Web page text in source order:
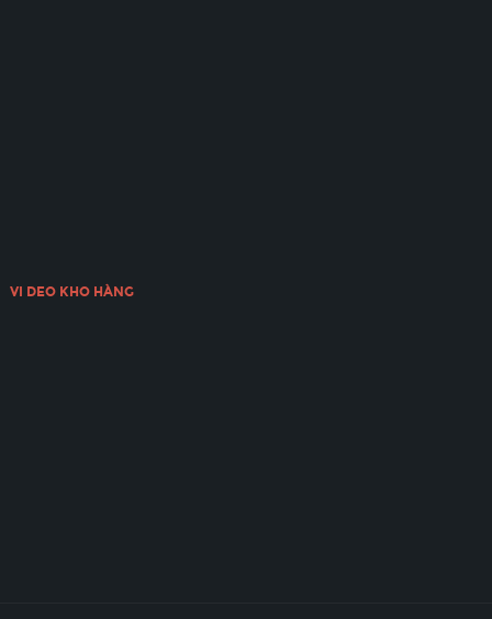
VI DEO KHO HÀNG